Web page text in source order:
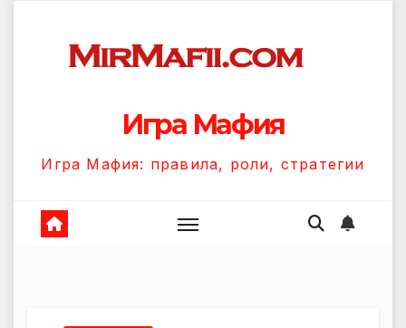
содержанию
Игра Мафия
Игра Мафия: правила, роли, стратегии